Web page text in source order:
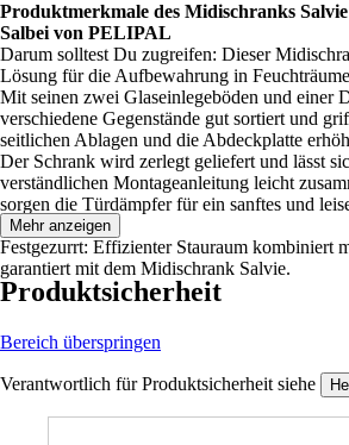
Produktmerkmale des Midischranks Salvie
Salbei von PELIPAL
Darum solltest Du zugreifen: Dieser
Lösung für die Aufbewahrung in
Mit seinen zwei Glaseinlegeböden und einer
verschiedene Gegenstände gut sortiert und
seitlichen Ablagen und die Abdeckplatte
Der Schrank wird zerlegt geliefert und lässt
verständlichen Montageanleitung leicht
sorgen die Türdämpfer für ein sanftes und
Festgezurrt: Effizienter Stauraum kombiniert
garantiert mit dem Midischrank Salvie.
Mehr anzeigen
Produktsicherheit
Bereich überspringen
Verantwortlich für Produktsicherheit siehe